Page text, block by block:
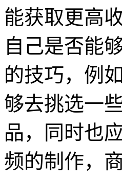
能获取更高
自己是否能
的技巧，例
够去挑选一
品，同时也
频的制作，